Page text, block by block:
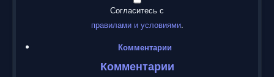
Согласитесь с
правилами и условиями.
Комментарии
Комментарии